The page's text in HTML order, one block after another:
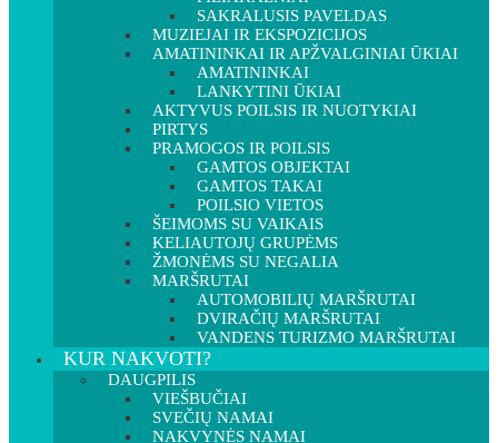
SAKRALUSIS PAVELDAS
MUZIEJAI IR EKSPOZICIJOS
AMATININKAI IR APŽVALGINIAI ŪKIAI
AMATININKAI
LANKYTINI ŪKIAI
AKTYVUS POILSIS IR NUOTYKIAI
PIRTYS
PRAMOGOS IR POILSIS
GAMTOS OBJEKTAI
GAMTOS TAKAI
POILSIO VIETOS
ŠEIMOMS SU VAIKAIS
KELIAUTOJŲ GRUPĖMS
ŽMONĖMS SU NEGALIA
MARŠRUTAI
AUTOMOBILIŲ MARŠRUTAI
DVIRAČIŲ MARŠRUTAI
VANDENS TURIZMO MARŠRUTAI
KUR NAKVOTI?
DAUGPILIS
VIEŠBUČIAI
SVEČIŲ NAMAI
NAKVYNĖS NAMAI